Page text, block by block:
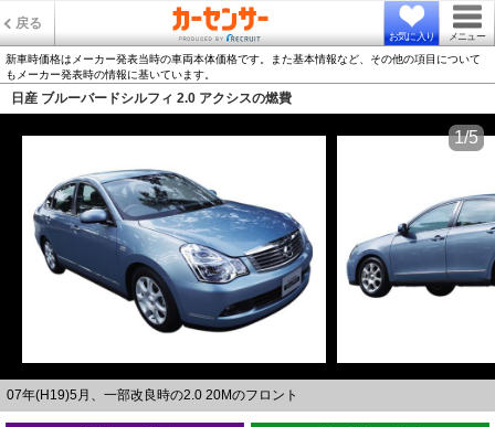
戻る
お気に入り メニュー
新車時価格はメーカー発表当時の車両本体価格です。また基本情報など、その他の項目について
もメーカー発表時の情報に基いています。
日産 ブルーバードシルフィ 2.0 アクシスの燃費
07年(H19)5月、一部改良時の2.0 20Mのフロント
1/5